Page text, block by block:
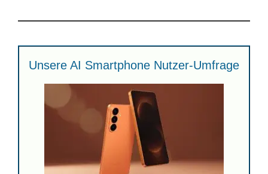
Unsere AI Smartphone Nutzer-Umfrage